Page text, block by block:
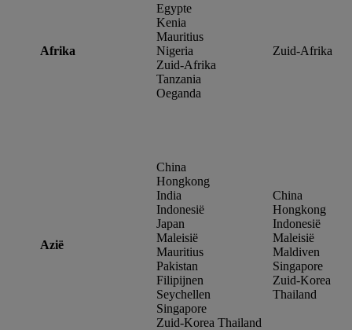
Afrika
Egypte
Kenia
Mauritius
Nigeria
Zuid-Afrika
Tanzania
Oeganda
Zuid-Afrika
Azië
China
Hongkong
India
Indonesië
Japan
Maleisië
Mauritius
Pakistan
Filipijnen
Seychellen
Singapore
Zuid-Korea Thailand
China
Hongkong
Indonesië
Maleisië
Maldiven
Singapore
Zuid-Korea
Thailand